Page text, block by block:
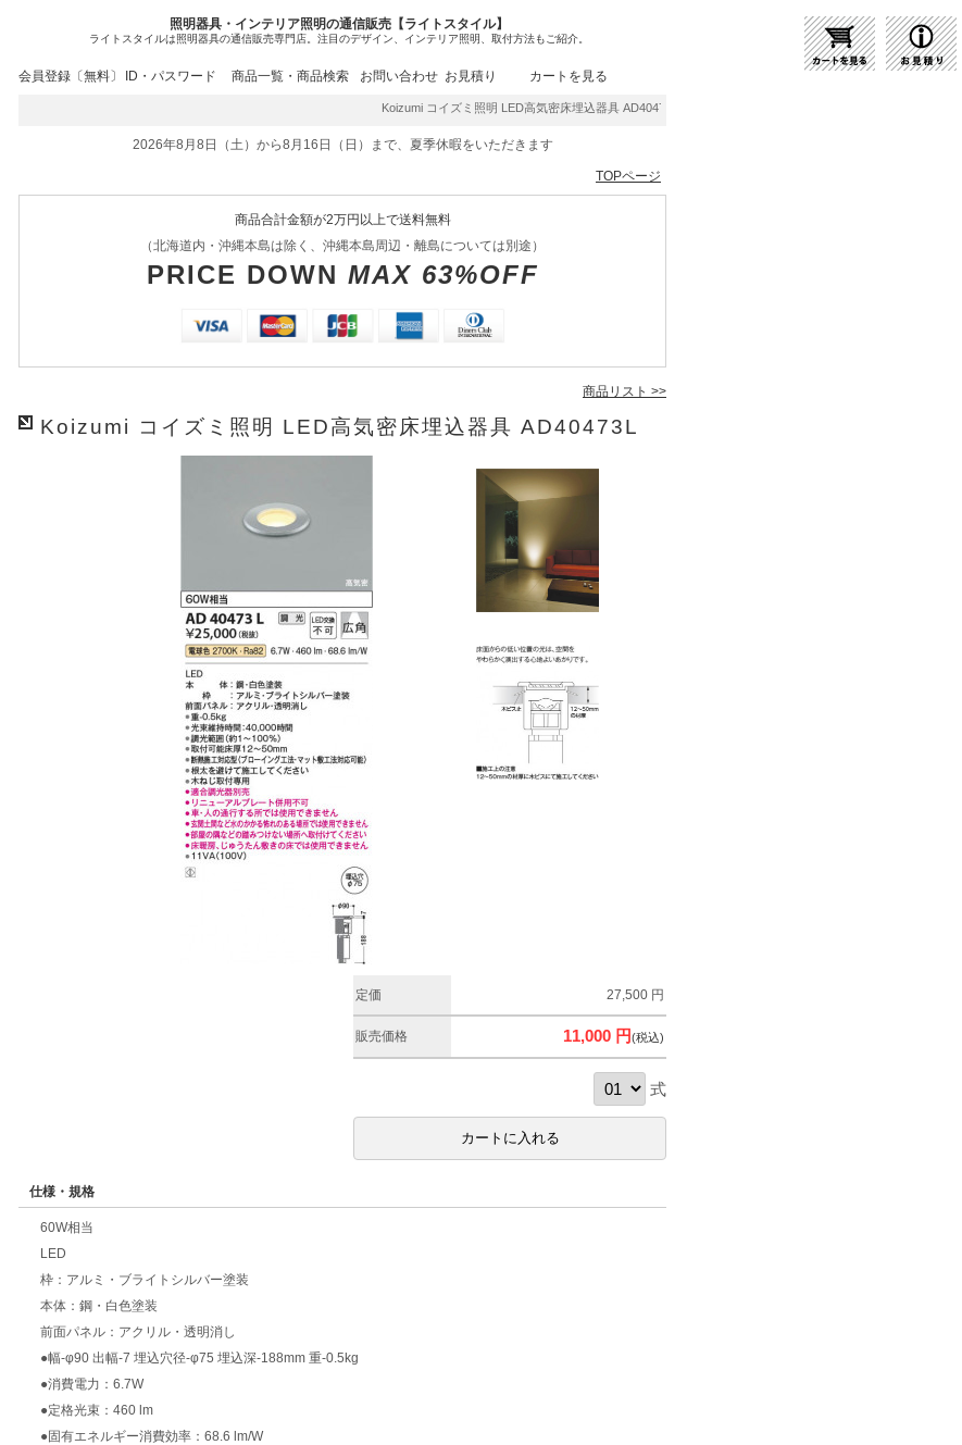
照明器具・インテリア照明の通信販売【ライトスタイル】
ライトスタイルは照明器具の通信販売専門店。注目のデザイン、インテリア照明、取付方法もご紹介。
会員登録〔無料〕 ID・パスワード 商品一覧・商品検索 お問い合わせ お見積り カートを見る
Koizumi コイズミ照明 LED高気密床埋込器具 AD40473L | 商品紹介 | 照明器具の通販・インテリア照明の通信販
2026年8月8日（土）から8月16日（日）まで、夏季休暇をいただきます
TOPページ
商品合計金額が2万円以上で送料無料
（北海道内・沖縄本島は除く、沖縄本島周辺・離島については別途）
PRICE DOWN MAX 63%OFF
商品リスト >>
Koizumi コイズミ照明 LED高気密床埋込器具 AD40473L
定価 27,500 円
販売価格 11,000 円(税込)
式
仕様・規格
60W相当
LED
枠：アルミ・ブライトシルバー塗装
本体：鋼・白色塗装
前面パネル：アクリル・透明消し
●幅-φ90 出幅-7 埋込穴径-φ75 埋込深-188mm 重-0.5kg
●消費電力：6.7W
●定格光束：460 lm
●固有エネルギー消費効率：68.6 lm/W